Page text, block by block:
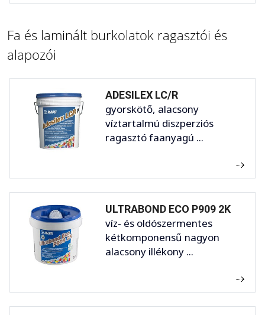
Fa és laminált burkolatok ragasztói és
alapozói
ADESILEX LC/R
gyorskötő, alacsony
víztartalmú diszperziós
ragasztó faanyagú ...
ULTRABOND ECO P909 2K
víz- és oldószermentes
kétkomponensű nagyon
alacsony illékony ...